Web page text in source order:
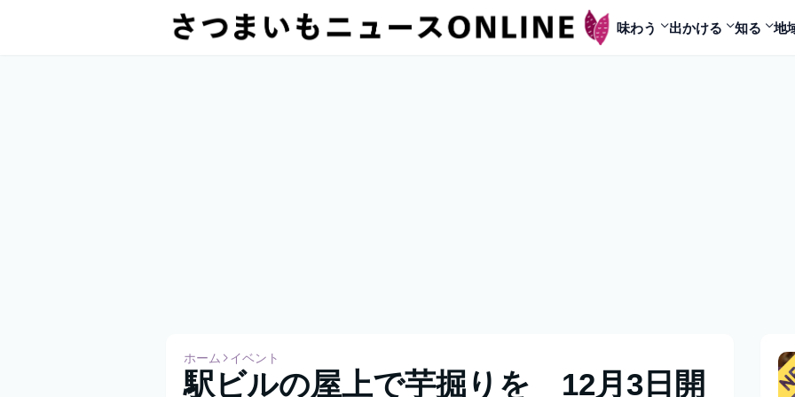
味わう 出かける 知る 地
ホーム イベント
駅ビルの屋上で芋掘りを 12月3日開